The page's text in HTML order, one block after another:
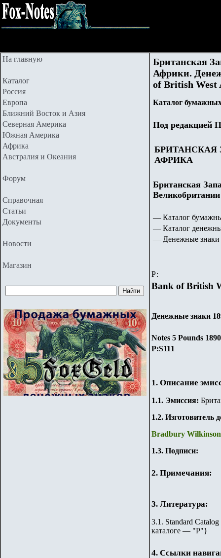
На главную
Каталог
Россия
Европа
Ближний Восток и Азия
Северная Америка
Южная Америка
Африка
Австралия и Океания
Форум
Справочная
Статьи
Документы
Новости
Магазин
Британская
Африки.
of British
Каталог
Под редакцией
БРИТАНСКАЯ
АФРИКА
Британская
Великобритании
— Каталог
— Каталог
— Денежные знаки
Р:
Bank of British
Денежные знаки
Notes 5 Pounds
P:S111
1. Описание
1.1. Эмиссия:
1.2. Изготовитель
Bradbury
1.3. Подписи:
2. Примечания:
3. Литература:
3.1. Standard
каталоге — "Р"}
4. Ссылки